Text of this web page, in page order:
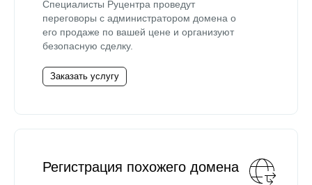
Специалисты Руцентра проведут
переговоры с администратором домена о
его продаже по вашей цене и организуют
безопасную сделку.
Заказать услугу
Регистрация похожего домена